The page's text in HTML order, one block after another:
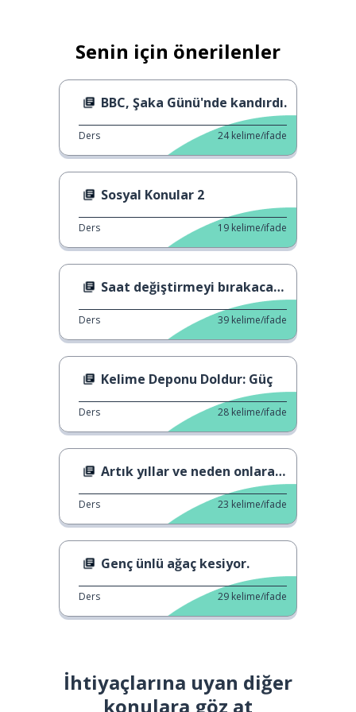
Senin için önerilenler
BBC, Şaka Günü'nde kandırdı.
Ders 24 kelime/ifade
Sosyal Konular 2
Ders 19 kelime/ifade
Saat değiştirmeyi bırakacak mıyız?
Ders 39 kelime/ifade
Kelime Deponu Doldur: Güç
Ders 28 kelime/ifade
Artık yıllar ve neden onlara ihtiyacımız var
Ders 23 kelime/ifade
Genç ünlü ağaç kesiyor.
Ders 29 kelime/ifade
İhtiyaçlarına uyan diğer
konulara göz at